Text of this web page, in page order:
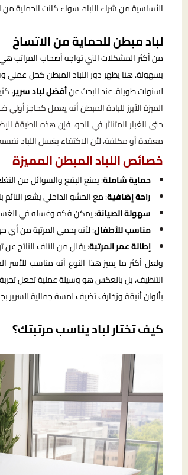
الأساسية من شراء اللباد، سواء كانت الحماية
لباد مبطن للحماية من الاتساخ
من أكثر المشكلات التي تواجه أصحاب المراتب هي
بسهولة. هنا يظهر دور اللباد المبطن كحل
لسنوات طويلة. عند البحث عنأفضل لباد سرير،
الميزة الأبرز للبادة المبطن أنه يعمل كحاجز
حتى الغبار المتناثر في الجو، فإن هذه الطبقة
معقدة أو مكلفة، لأن الاكتفاء بغسل اللباد
خصائص اللباد المبطن المميزة
حماية شاملة: يمنع البقع والسوائل من
راحة إضافية: مع الحشو الداخلي يشعر
سهولة الصيانة: يمكن فكه وغسله في
مناسب للأطفال: لأنه يحمي المرتبة من أي
إطالة عمر المرتبة: يقلل من التلف الناتج عن
ولعل أكثر ما يميز هذا النوع أنه مناسب للأسر
التنظيف، بل بالعكس هو وسيلة عملية تجعل
بألوان أنيقة وزخارف تضيف لمسة جمالية للسرير
كيف تختار لباد يناسب مرتبتك؟